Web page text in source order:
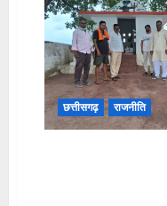
ने
11
शासकीय
वाहनों
को
हरी
झंडी
दिखाकर
किया
रवाना
छत्तीसगढ़ राजनीति